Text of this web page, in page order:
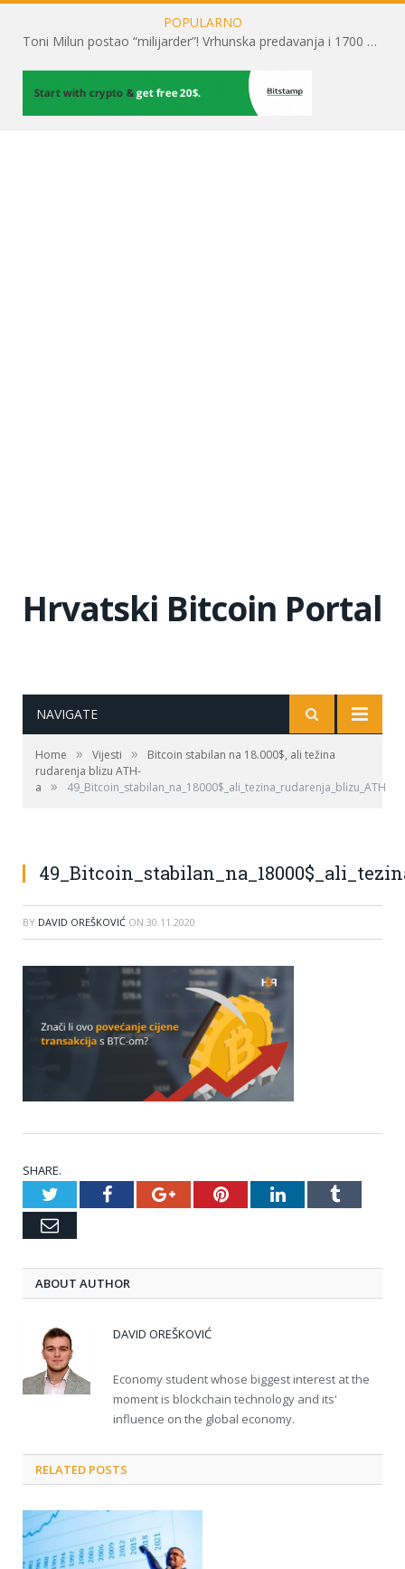
POPULARNO
Toni Milun postao “milijarder”! Vrhunska predavanja i 1700 posjetitelja obilježili su mjesec financijske pismenosti
Hrvatski Bitcoin Portal
NAVIGATE
Home » Vijesti »
Bitcoin stabilan na 18.000$, ali težina
rudarenja blizu ATH-
a
» 49_Bitcoin_stabilan_na_18000$_ali_tezina_rudarenja_blizu_ATH
BY DAVID OREŠKOVIĆ ON 30.11.2020
SHARE.
TwitterFacebookGoogle+PinterestLinkedInTumblr
Email
ABOUT AUTHOR
DAVID OREŠKOVIĆ
Economy student whose biggest interest at the
moment is blockchain technology and its'
influence on the global economy.
RELATED POSTS